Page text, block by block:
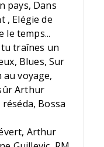
pays, Dans
, Elégie de
le temps...
tu traînes un
Blues, Sur
voyage,
Arthur
Bossa
Arthur